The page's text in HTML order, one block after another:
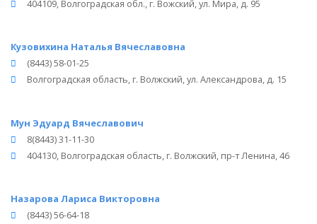
404109, Волгоградская обл., г. Вожский, ул. Мира, д. 95
Кузовихина Наталья Вячеславовна
(8443) 58-01-25
Волгоградская область, г. Волжский, ул. Александрова, д. 15
Мун Эдуард Вячеславович
8(8443) 31-11-30
404130, Волгоградская область, г. Волжский, пр-т Ленина, 46
Назарова Лариса Викторовна
(8443) 56-64-18